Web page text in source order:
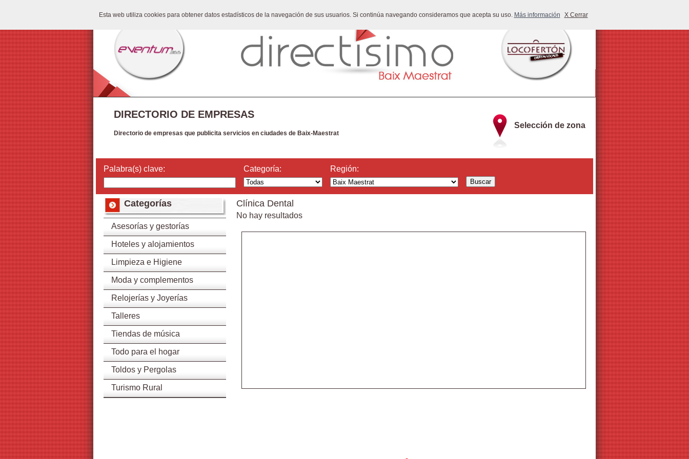
Esta web utiliza cookies para obtener datos estadísticos de la navegación de sus usuarios. Si continúa navegando consideramos que acepta su uso. Más información X Cerrar
Selección de zona
DIRECTORIO DE EMPRESAS
Directorio de empresas que publicita servicios en ciudades de Baix-Maestrat
Palabra(s) clave: Categoría: Región:
Categorías
Asesorías y gestorías
Hoteles y alojamientos
Limpieza e Higiene
Moda y complementos
Relojerías y Joyerías
Talleres
Tiendas de música
Todo para el hogar
Toldos y Pergolas
Turismo Rural
Clínica Dental
No hay resultados